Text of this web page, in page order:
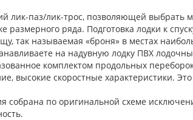
паз/лик-трос, позволяющей выбрать
ряда. Подготовка лодки к
так называемая «броня» в местах
на надувную лодку ПВХ
комплектом продольных
высокие скоростные характеристики.
по оригинальной схеме